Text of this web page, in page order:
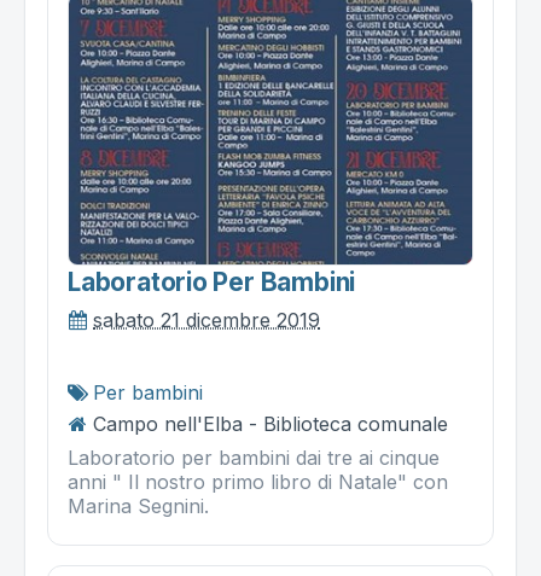
Laboratorio Per Bambini
sabato 21 dicembre 2019
Per bambini
Campo nell'Elba - Biblioteca comunale
Laboratorio per bambini dai tre ai cinque
anni " Il nostro primo libro di Natale" con
Marina Segnini.